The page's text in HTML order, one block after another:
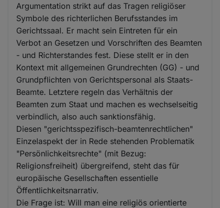
Argumentation strikt auf das Tragen religiöser
Symbole des richterlichen Berufsstandes im
Gerichtssaal. Er macht sein Eintreten für ein
Verbot an Gesetzen und Vorschriften des Beamten
- und Richterstandes fest. Diese stellt er in den
Kontext mit allgemeinen Grundrechten (GG) - und
Grundpflichten von Gerichtspersonal als Staats-
Beamte. Letztere regeln das Verhältnis der
Beamten zum Staat und machen es wechselseitig
verbindlich, also auch sanktionsfähig.
Diesen "gerichtsspezifisch-beamtenrechtlichen"
Einzelaspekt der in Rede stehenden Problematik
"Persönlichkeitsrechte" (mit Bezug:
Religionsfreiheit) übergreifend, steht das für
europäische Gesellschaften essentielle
Öffentlichkeitsnarrativ.
Die Frage ist: Will man eine religiös orientierte